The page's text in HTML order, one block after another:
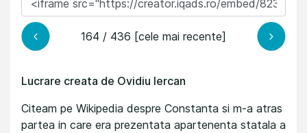
164 / 436 [cele mai recente]
Lucrare creata de Ovidiu Iercan
Citeam pe Wikipedia despre Constanta si m-a atras
partea in care era prezentata apartenenta statala a